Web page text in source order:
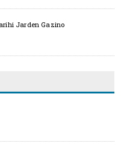
Jarden Gazino